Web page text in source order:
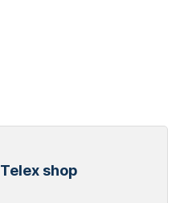
Telex shop